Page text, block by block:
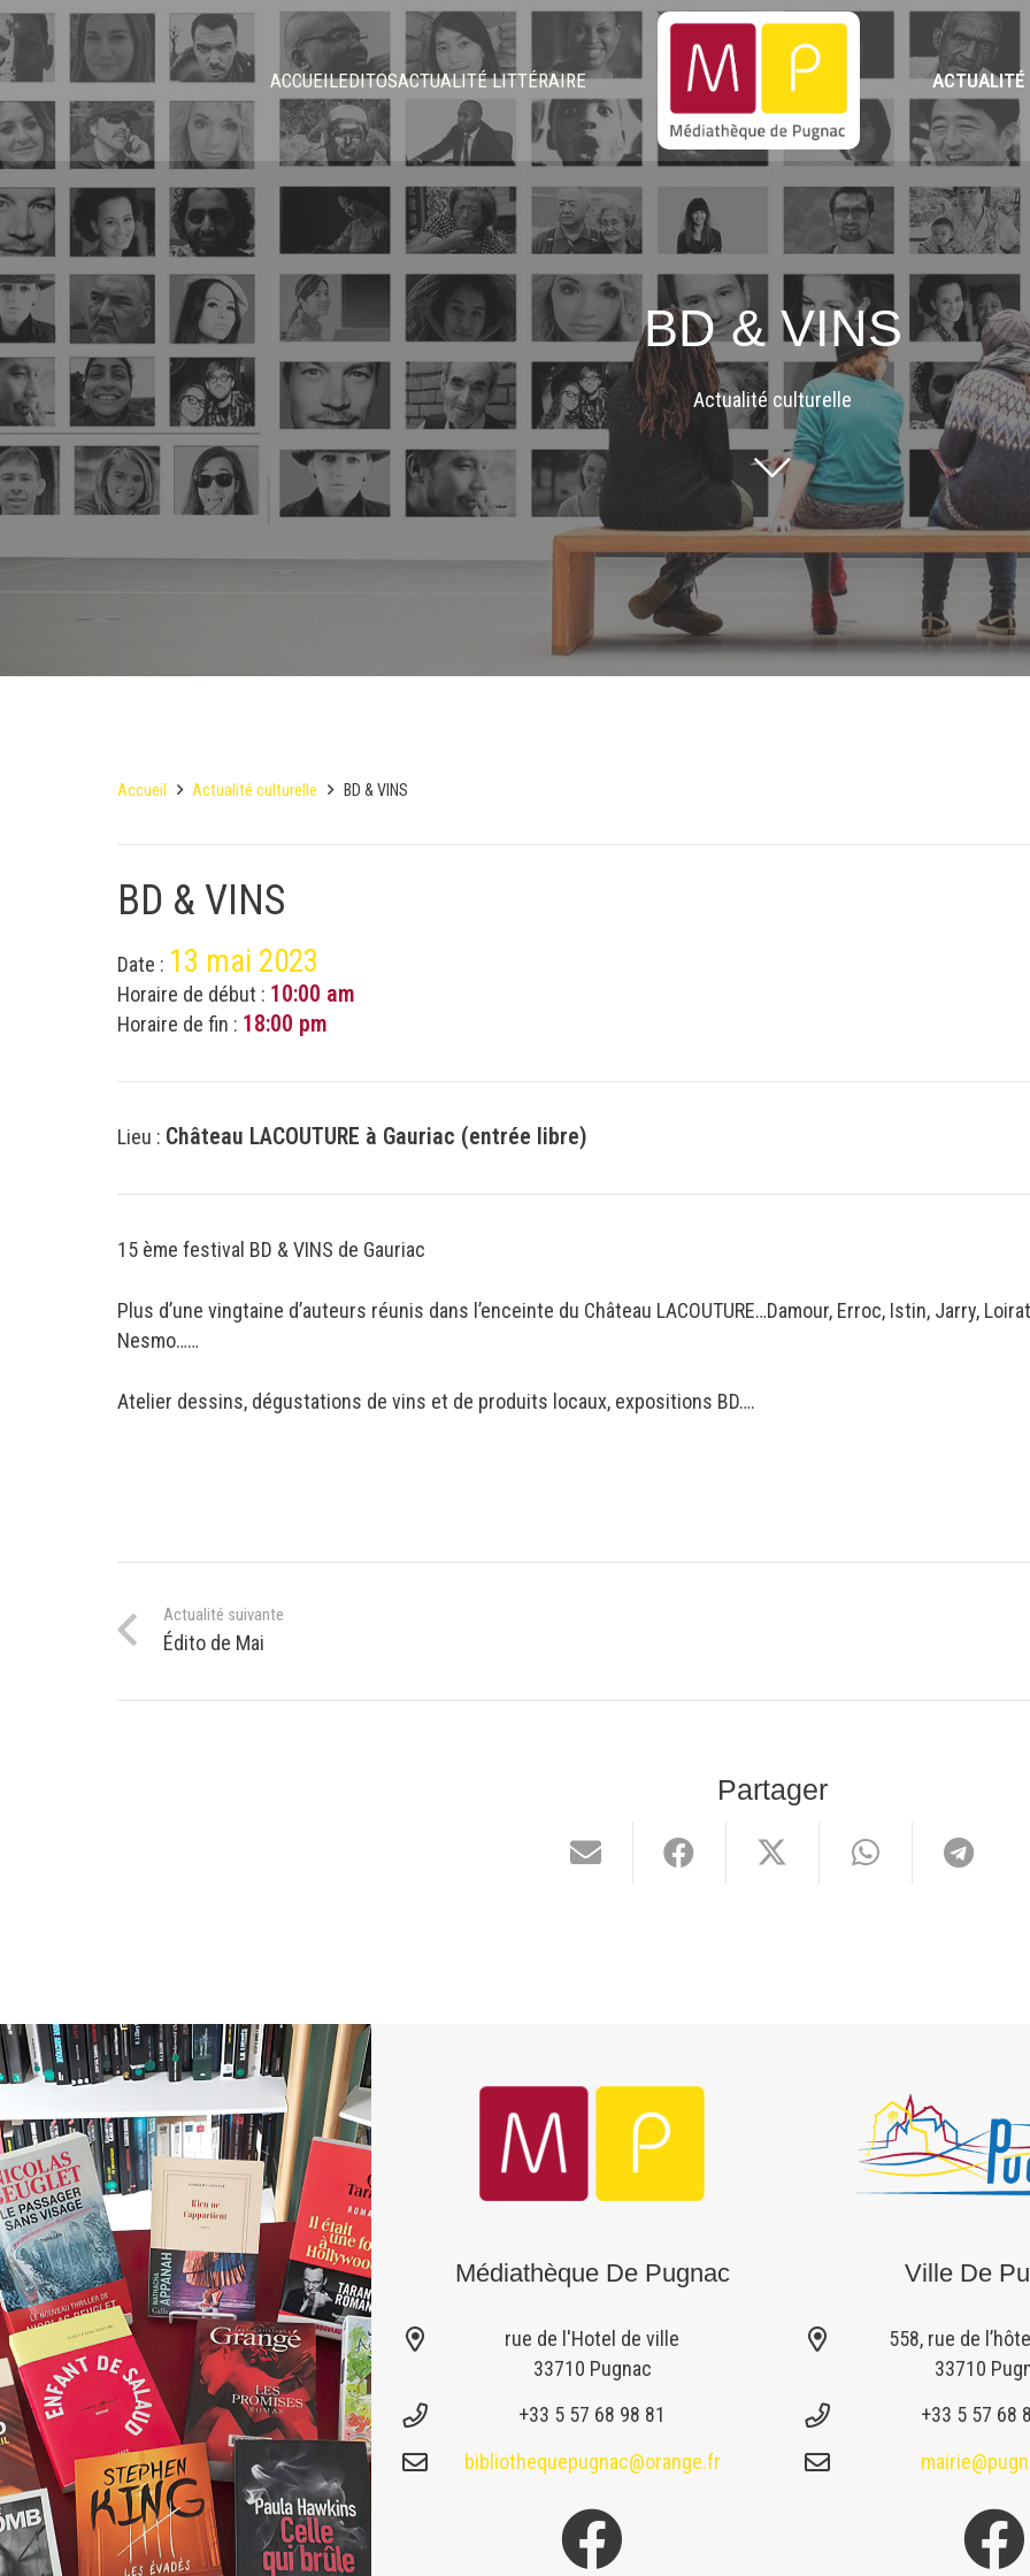
ACCUEILEDITOSACTUALITÉ LITTÉRAIRE ACTUALITÉ
BD & VINS
Actualité culturelle
Accueil Actualité culturelle BD & VINS
BD & VINS
Date : 13 mai 2023
Horaire de début : 10:00 am
Horaire de fin : 18:00 pm
Lieu : Château LACOUTURE à Gauriac (entrée libre)
15 ème festival BD & VINS de Gauriac
Plus d’une vingtaine d’auteurs réunis dans l’enceinte du Château LACOUTURE…Damour, Erroc, Istin, Jarry,
Nesmo……
Atelier dessins, dégustations de vins et de produits locaux, expositions BD….
Actualité suivante
Édito de Mai
Partager
Médiathèque De Pugnac
rue de l'Hotel de ville
33710 Pugnac
+33 5 57 68 98 81
bibliothequepugnac@orange.fr
Ville De
558, rue de
33710
+33 5 57 68